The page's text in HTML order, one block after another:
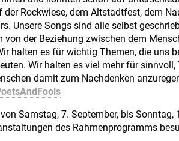
Rockwiese, dem Altstadtfest, dem
Unsere Songs sind alle selbst
von der Beziehung zwischen dem
halten es für wichtig Themen, die uns
Wir halten es viel mehr für
damit zum Nachdenken
Samstag, 7. September, bis
des Rahmenprogramms